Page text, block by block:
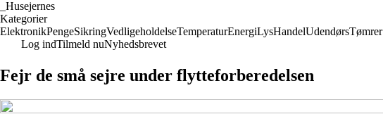
Husejernes
Kategorier
ElektronikPengeSikringVedligeholdelseTemperaturEnergiLysHandelUdendørsTømrer
Log indTilmeld nuNyhedsbrevet
Fejr de små sejre under flytteforberedelsen